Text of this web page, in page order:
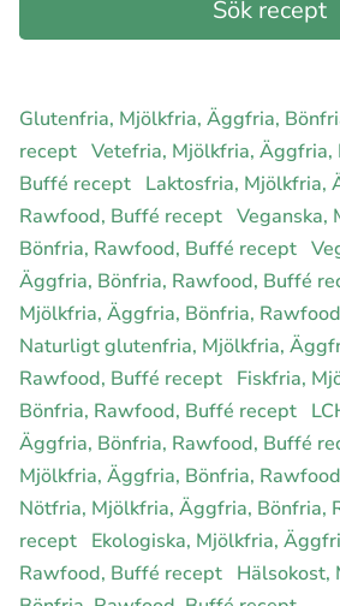
Glutenfria, Mjölkfria, Äggfria,
recept Vetefria, Mjölkfria, Äggfria,
Buffé recept Laktosfria, Mjölkfria,
Rawfood, Buffé recept Veganska,
Bönfria, Rawfood, Buffé recept
Äggfria, Bönfria, Rawfood, Buffé
Mjölkfria, Äggfria, Bönfria,
Naturligt glutenfria, Mjölkfria,
Rawfood, Buffé recept Fiskfria,
Bönfria, Rawfood, Buffé recept
Äggfria, Bönfria, Rawfood, Buffé
Mjölkfria, Äggfria, Bönfria,
Nötfria, Mjölkfria, Äggfria, Bönfria,
recept Ekologiska, Mjölkfria,
Rawfood, Buffé recept Hälsokost,